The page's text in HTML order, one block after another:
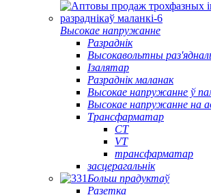
Высокае напружанне
Разраднік
Высокавольтны
Ізалятар
Разраднік маланак
Высокае напружанне ў
Высокае напружанне на
Трансфарматар
CT
VT
трансфарматар
засцерагальнік
Больш прадуктаў
Разетка